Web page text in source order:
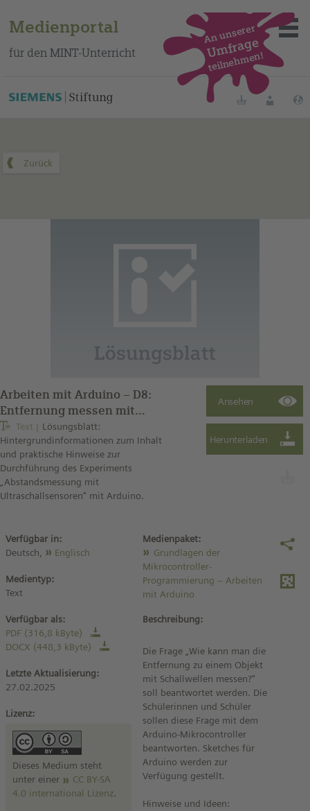
Medienportal
für den MINT-Unterricht
Über das Portal
Merklisten
An unserer
Umfrage
teilnehmen!
Arbeiten mit Arduino – D8:
Entfernung messen mit
Ultraschallsensoren
(Lösungsblatt)
Text
Lösungsblatt:
Hintergrundinformationen zum Inhalt
und praktische Hinweise zur
Durchführung des Experiments
„Abstandsmessung mit
Ultraschallsensoren“ mit Arduino.
Verfügbar in:
Deutsch,
Englisch
Medientyp:
Text
Verfügbar als:
PDF (316,8 kByte)
DOCX (448,3 kByte)
Letzte Aktualisierung:
27.02.2025
Lizenz:
Dieses Medium steht
unter einer
CC BY-SA
4.0 international Lizenz.
Medienpaket:
Grundlagen der
Mikrocontroller-
Programmierung – Arbeiten
mit Arduino
Beschreibung:
Die Frage „Wie kann man die
Entfernung zu einem Objekt
mit Schallwellen messen?“
soll beantwortet werden. Die
Schülerinnen und Schüler
sollen diese Frage mit dem
Arduino-Mikrocontroller
beantworten. Sketches für
Arduino werden zur
Verfügung gestellt.
Hinweise und Ideen:
Dieses Medium finden Sie auf unserem spanischen